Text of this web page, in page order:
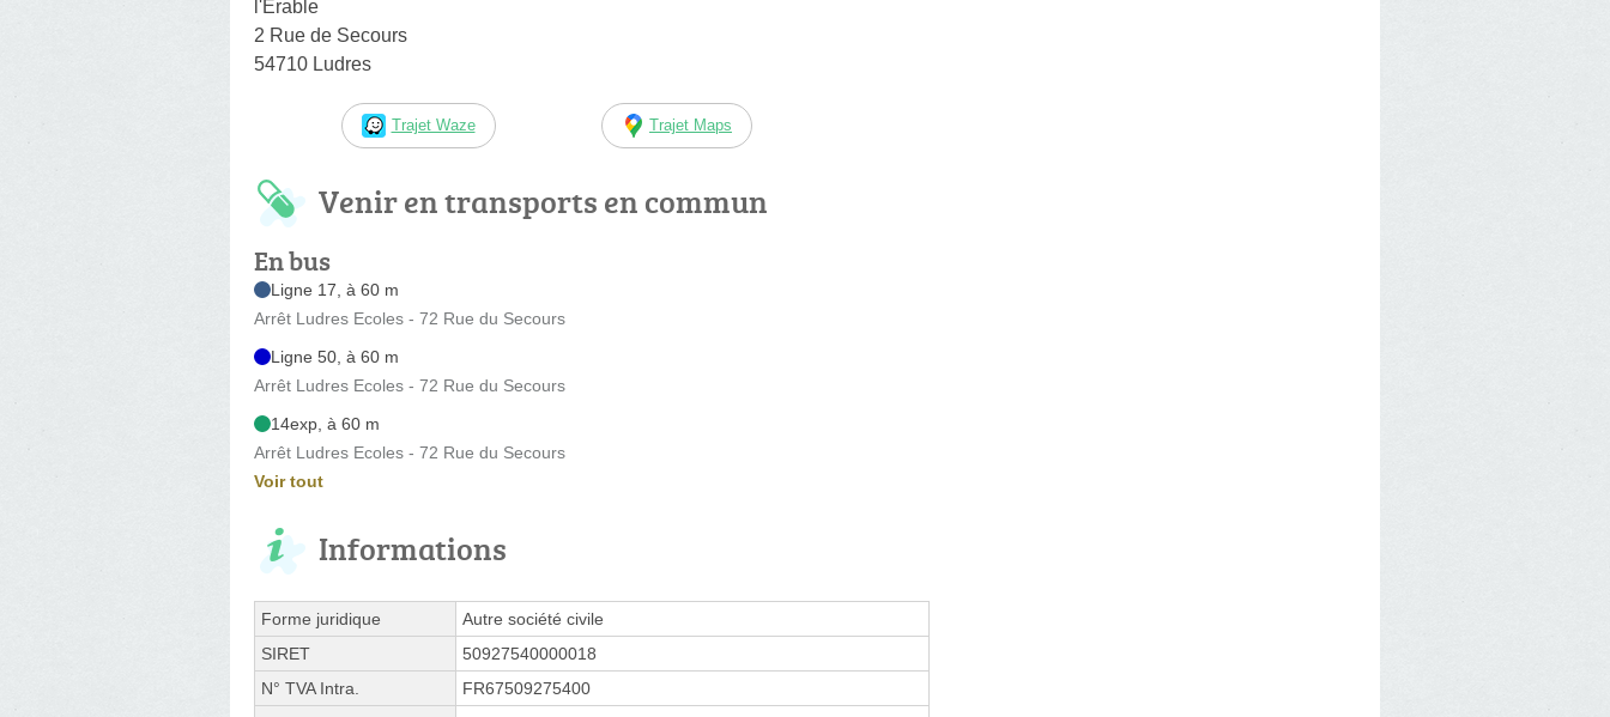
l'Erable
2 Rue de Secours
54710 Ludres
Trajet Waze Trajet Maps
Venir en transports en commun
En bus
Ligne 17, à 60 m
Arrêt Ludres Ecoles - 72 Rue du Secours
Ligne 50, à 60 m
Arrêt Ludres Ecoles - 72 Rue du Secours
14exp, à 60 m
Arrêt Ludres Ecoles - 72 Rue du Secours
Voir tout
Informations
Forme juridique
Autre société civile
SIRET
50927540000018
N° TVA Intra.
FR67509275400